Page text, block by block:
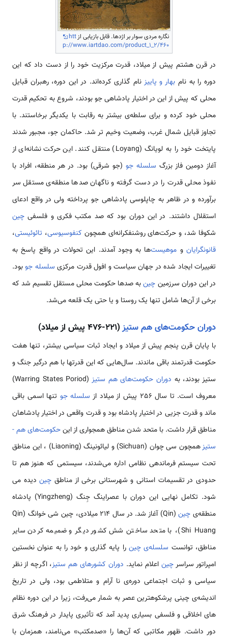
نگاره مردی سوار بر اژدها. قابل بازیابی ازhtt
p://www.iartdao.com/product_1_2/460
در قرن هشتم پیش از میلاد، قدرت مرکزیت خود را از دست داد که این
دوره را به نام بهار و پاییز نام­ گذاری کرده‌­اند. در این دوره، رهبران قبایل
محلی که پیش از این در اختیار پادشاهی جو بودند، شروع به تحکیم قدرت
محلی خود کرده و برای سلطه‌ی بیشتر به رقابت با یکدیگر برخاستند. با
تجاوز قبایل شمال غرب، وضعیت وخیم ­تر شد. حاکمان جو، مجبور شدند
پایتخت خود را به لویانگ (Loyang) منتقل کنند. این حرکت نشانه­‌ای از
آغاز دومین فاز بزرگ سلسله جو (جو شرقی) بود. در هر منطقه، افراد با
نفوذ محلی قدرت­ را در دست گرفته و ناگهان صدها منطقه‌ی مستقل سر
برآورده و در ظاهر به چاپلوسی پادشاهی جو پرداخته ولی در واقع ادعای
استقلال داشتند. در این دوران بود که صد مکتب فکری و فلسفی چین
شکوفا شد، و حرکت­‌های روشنفکرانه‌­ای هم­چون کنفوسیوسی، تائوئیستی،
قانونگرایانو موهیست‌ها به وجود آمدند. این تحولات در واقع پاسخ به
تغییرات ایجاد شده در جهان سیاست و افول قدرت مرکزی سلسله جوبود.
در این دوران سرزمین چینبه صدها حکومت محلی مستقل تقسیم شد که
برخی از آن‌ها شامل تنها یک روستا و یا حتی یک قلعه می‌شد.
دوران حکومت‌های هم ستیز(221-476 پیش از میلاد)
با پایان قرن پنجم پیش از میلاد و ایجاد ثبات سیاسی بیشتر، تنها هفت
حکومت قدرتمند باقی ماندند. سال­‌هایی که این قدرت­ها با هم درگیر جنگ و
ستیز بودند، به دوران حکومت‌های هم ستیز
(Warring States Poriod)
معروف است. تا سال 256 پیش از میلاد از
سلسله جو تنها اسمی باقی
ماند و قدرت جزیی در اختیار پادشاه بود و قدرت واقعی در اختیار پادشاهان
مناطق قرار داشت. با متحد شدن مناطق هم­جواری از اینحکومت­‌های­ هم ­
ستیز
هم­چون سی­ چوان (Sichuan) و لیائونینگ (Liaoning) ، این مناطق
تحت سیستم فرماندهی نظامی اداره می‌شدند، سیستمی که هنوز هم تا
حدودی در تقسیمات استانی و شهرستانی برخی از مناطق چیندیده می­‌
شود. تکامل نهایی این دوران با عصراینگ ­جِنگ (Yingzheng) پادشاه
منطقه‌ی چین
(Qin) آغاز شد. در سال 214 میلادی، چین ­شی­ خوانگ (Qin
Shi Huang)، با متحد ساختن شش کشور دیگر و ضمیمه کردن سایر
مناطق، توانست سلسله‌ی چین را پایه گذاری و خود را به ­عنوان نخستین
امپراتور سراسرچین اعلام نماید. دوران کشورهای هم ­ستیز، اگرچه از نظر
سیاسی و ثبات اجتماعی دوره‌ی نا آرام و متلاطمی بود، ولی در تاریخ
اندیشه‌ی چینی پرشکوه­ترین عصر به ­شمار می‌رفت، زیرا در این دوره نظام­‌
های اخلاقی و فلسفی بسیاری پدید آمد که تأثیری پایدار در فرهنگ شرق
دور داشت. ظهور مکاتبی که آن‌ها را «صدمکتب» می‌نامند، همزمان با